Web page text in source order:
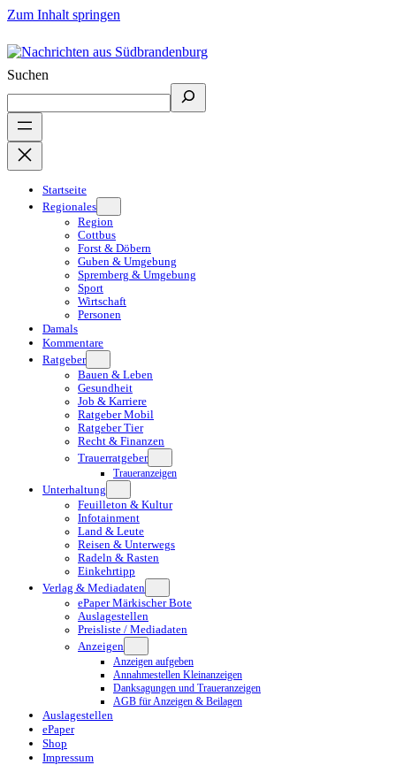
Zum Inhalt springen
Suchen
Startseite
Regionales
Region
Cottbus
Forst & Döbern
Guben & Umgebung
Spremberg & Umgebung
Sport
Wirtschaft
Personen
Damals
Kommentare
Ratgeber
Bauen & Leben
Gesundheit
Job & Karriere
Ratgeber Mobil
Ratgeber Tier
Recht & Finanzen
Trauerratgeber
Traueranzeigen
Unterhaltung
Feuilleton & Kultur
Infotainment
Land & Leute
Reisen & Unterwegs
Radeln & Rasten
Einkehrtipp
Verlag & Mediadaten
ePaper Märkischer Bote
Auslagestellen
Preisliste / Mediadaten
Anzeigen
Anzeigen aufgeben
Annahmestellen Kleinanzeigen
Danksagungen und Traueranzeigen
AGB für Anzeigen & Beilagen
Auslagestellen
ePaper
Shop
Impressum